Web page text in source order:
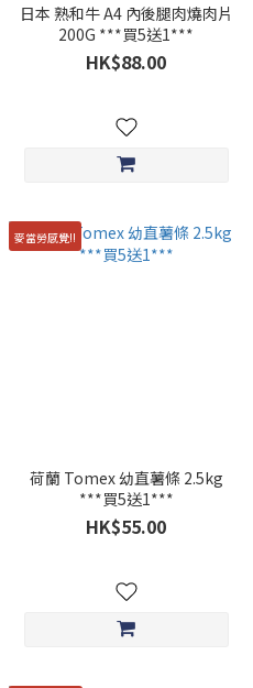
日本 熟和牛 A4 內後腿肉燒肉片
200G ***買5送1***
HK$88.00
麥當勞感覺!!
荷蘭 Tomex 幼直薯條 2.5kg
***買5送1***
HK$55.00